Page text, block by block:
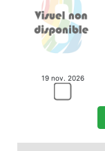
19 nov. 2026